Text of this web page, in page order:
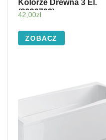
Kolorze Drewna 3 El.
(8036702)
42,00zł
ZOBACZ